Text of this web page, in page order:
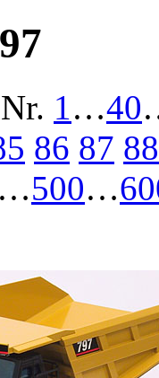
Nr. 1…40
86 87 88
…500…